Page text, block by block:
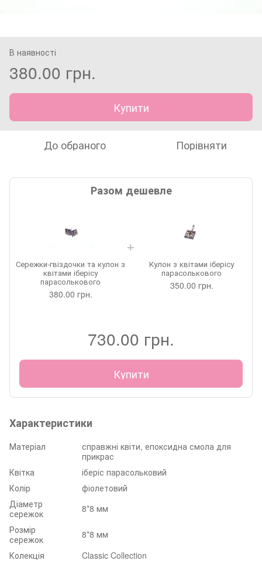
В наявності
380.00 грн.
Купити
До обраного Порівняти
Разом дешевле
Сережки-гвіздочки та кулон з
квітами іберісу
парасолькового
380.00 грн.
Кулон з квітами іберісу
парасолькового
350.00 грн.
730.00 грн.
Купити
Характеристики
Матеріал
справжні квіти, епоксидна смола для
прикрас
Квітка
іберіс парасольковий
Колір
фіолетовий
Діаметр
сережок
8*8 мм
Розмір
сережок
8*8 мм
Колекція
Classic Collection